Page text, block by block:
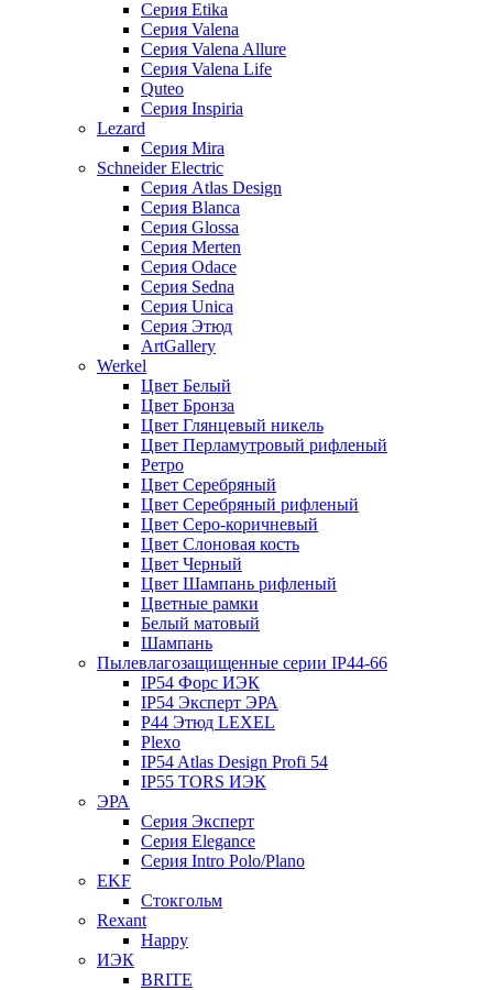
Серия Etika
Серия Valena
Серия Valena Allure
Серия Valena Life
Quteo
Серия Inspiria
Lezard
Серия Mira
Schneider Electric
Серия Atlas Design
Серия Blanca
Серия Glossa
Серия Merten
Серия Odace
Серия Sedna
Серия Unica
Серия Этюд
ArtGallery
Werkel
Цвет Белый
Цвет Бронза
Цвет Глянцевый никель
Цвет Перламутровый рифленый
Ретро
Цвет Серебряный
Цвет Серебряный рифленый
Цвет Серо-коричневый
Цвет Слоновая кость
Цвет Черный
Цвет Шампань рифленый
Цветные рамки
Белый матовый
Шампань
Пылевлагозащищенные серии IP44-66
IP54 Форс ИЭК
IP54 Эксперт ЭРА
P44 Этюд LEXEL
Plexo
IP54 Atlas Design Profi 54
IP55 TORS ИЭК
ЭРА
Серия Эксперт
Серия Elegance
Серия Intro Polo/Plano
EKF
Стокгольм
Rexant
Happy
ИЭК
BRITE